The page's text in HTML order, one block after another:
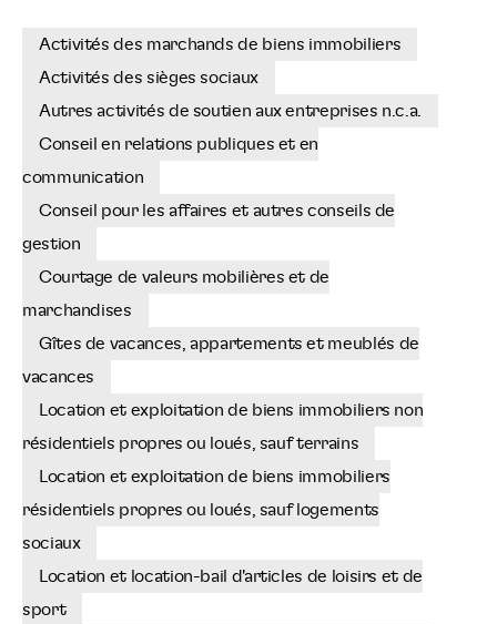
Activités des marchands de biens immobiliers
Activités des sièges sociaux
Autres activités de soutien aux entreprises n.c.a.
Conseil en relations publiques et en
communication
Conseil pour les affaires et autres conseils de
gestion
Courtage de valeurs mobilières et de
marchandises
Gîtes de vacances, appartements et meublés de
vacances
Location et exploitation de biens immobiliers non
résidentiels propres ou loués, sauf terrains
Location et exploitation de biens immobiliers
résidentiels propres ou loués, sauf logements
sociaux
Location et location-bail d'articles de loisirs et de
sport